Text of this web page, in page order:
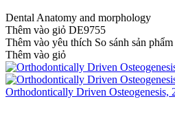
Dental Anatomy and morphology
Thêm vào giỏ DE9755
Thêm vào yêu thích So sánh sản phẩm
Thêm vào giỏ
Orthodontically Driven Osteogenesis,